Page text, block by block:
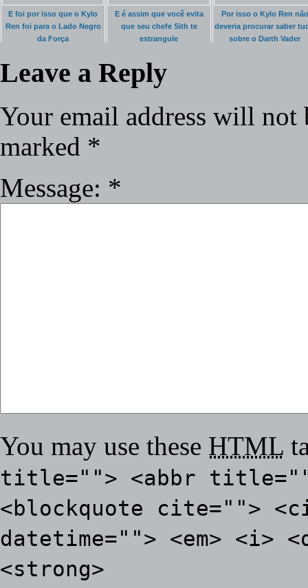
E foi por isso que o Kylo
Ren foi para o Lado Negro
da Força
E é assim que você evita
que seu chefe Sith te
estrangule
Por isso o Kylo Ren não
deveria procurar saber
sobre o Darth Vader
Leave a Reply
Your email address will not
marked *
Message: *
You may use these HTML
title=""> <abbr
<blockquote cite="">
datetime=""> <em> <i>
<strong>